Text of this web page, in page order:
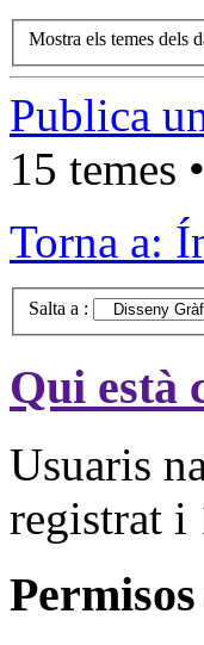
Mostra els temes dels
Publica
15 temes
Torna a:
Salta a :
Qui està
Usuaris
registrat i